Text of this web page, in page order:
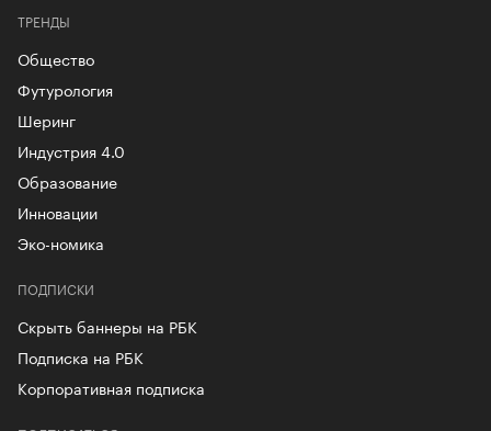
ТРЕНДЫ
Общество
Футурология
Шеринг
Индустрия 4.0
Образование
Инновации
Эко-номика
ПОДПИСКИ
Скрыть баннеры на РБК
Подписка на РБК
Корпоративная подписка